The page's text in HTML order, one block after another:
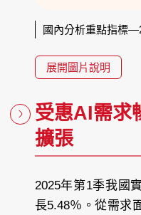
國內分析重點指標
展開圖片說明
受惠AI需求
擴張
2025年第1季我國
長5.48％。從需求